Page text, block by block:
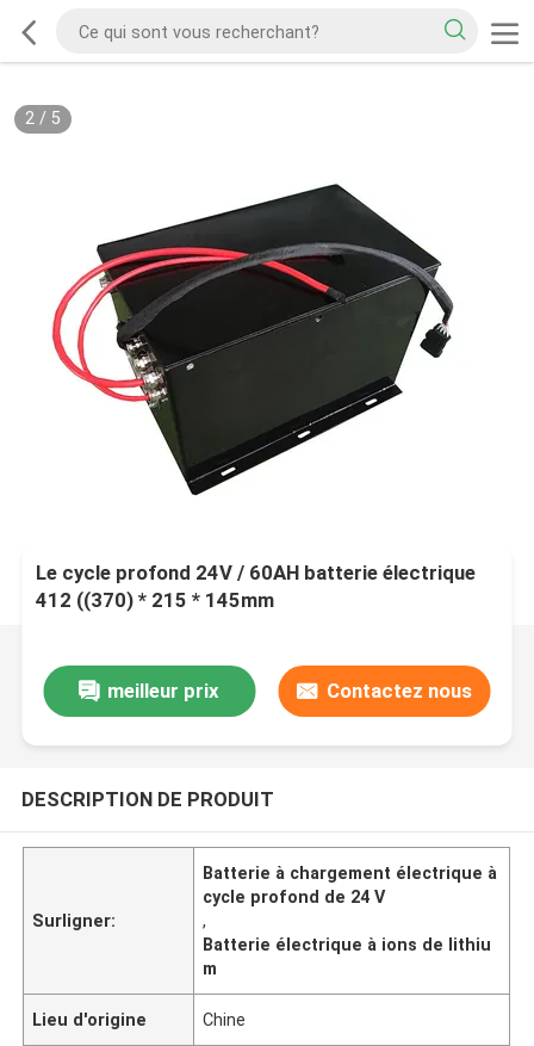
2/ 5
Le cycle profond 24V / 60AH batterie électrique
412 ((370) * 215 * 145mm
meilleur prix Contactez nous
DESCRIPTION DE PRODUIT
Surligner:
Batterie à chargement électrique à
cycle profond de 24 V
,
Batterie électrique à ions de lithiu
m
Lieu d'origine Chine